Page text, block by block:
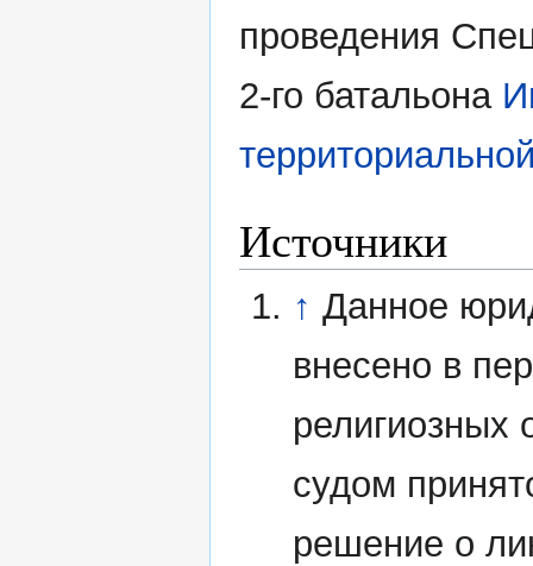
проведения
2-го батальона
Источники
↑ Данное
внесено в
религиозных
судом
решение о